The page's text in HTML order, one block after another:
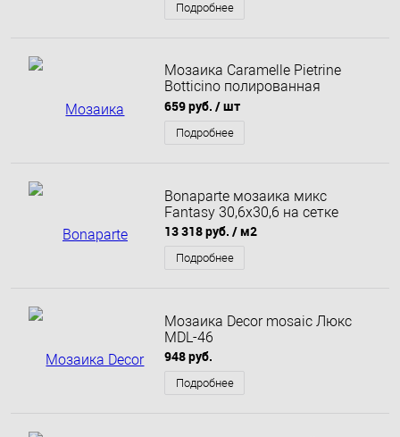
Подробнее
Мозаика Caramelle Pietrine
Botticino полированная
29,8x29,8х0,7
659 руб. / шт
Подробнее
Bonaparte мозаика микс
Fantasy 30,6x30,6 на сетке
13 318 руб. / м2
Подробнее
Мозаика Decor mosaic Люкс
MDL-46
948 руб.
Подробнее